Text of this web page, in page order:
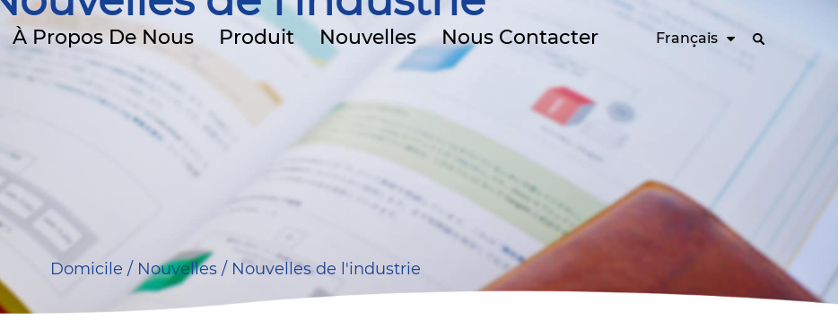
À Propos De Nous Produit Nouvelles Nous Contacter Français
Domicile / Nouvelles/ Nouvelles de l'industrie